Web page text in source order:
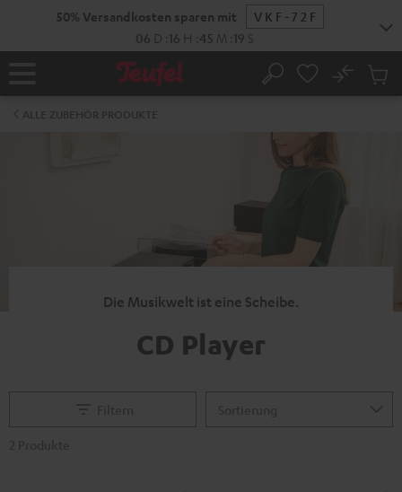
50% Versandkosten sparen mit
VKF-72F
06 D 16 H 45 M 19 S
Startseite Suche
No
Die Musikwelt ist eine Scheibe.
CD Player